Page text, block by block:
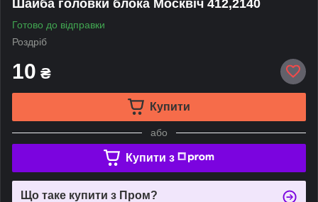
Шайба головки блока Москвіч 412,2140
Готово до відправки
Роздріб
10 ₴
Купити
або
Купити з
Що таке купити з Пром?